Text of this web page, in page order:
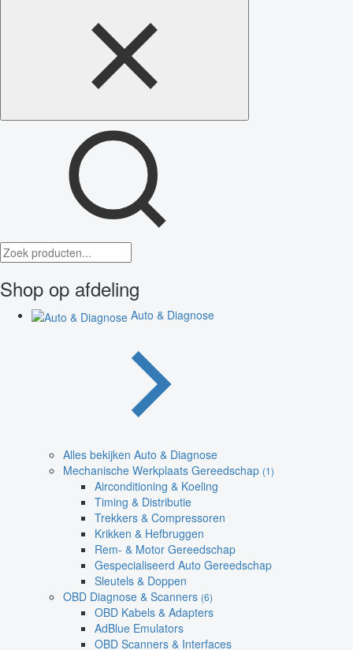
Shop op afdeling
Auto & Diagnose
Alles bekijken Auto & Diagnose
Mechanische Werkplaats Gereedschap (1)
Airconditioning & Koeling
Timing & Distributie
Trekkers & Compressoren
Krikken & Hefbruggen
Rem- & Motor Gereedschap
Gespecialiseerd Auto Gereedschap
Sleutels & Doppen
OBD Diagnose & Scanners (6)
OBD Kabels & Adapters
AdBlue Emulators
OBD Scanners & Interfaces